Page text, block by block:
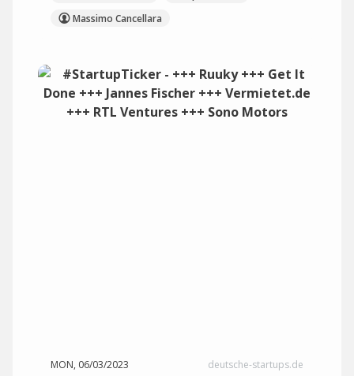
Massimo Cancellara
MON, 06/03/2023 deutsche-startups.de